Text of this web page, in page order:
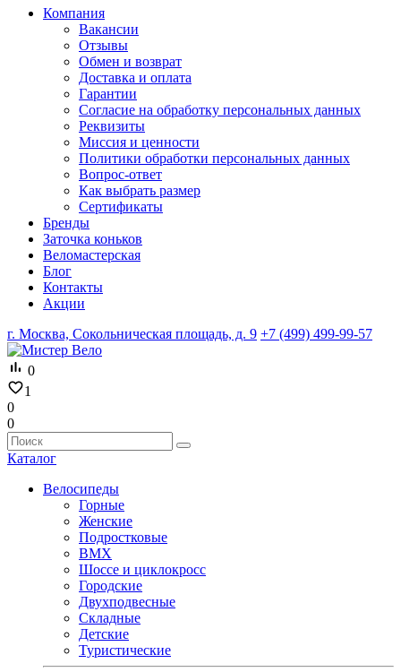
Компания
Вакансии
Отзывы
Обмен и возврат
Доставка и оплата
Гарантии
Согласие на обработку персональных данных
Реквизиты
Миссия и ценности
Политики обработки персональных данных
Вопрос-ответ
Как выбрать размер
Сертификаты
Бренды
Заточка коньков
Веломастерская
Блог
Контакты
Акции
г. Москва, Сокольническая площадь, д. 9 +7 (499) 499-99-57
0
1
0
0
Каталог
Велосипеды
Горные
Женские
Подростковые
BMX
Шоссе и циклокросс
Городские
Двухподвесные
Складные
Детские
Туристические